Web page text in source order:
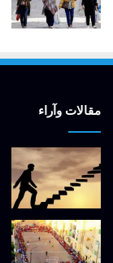
مقالات وآراء